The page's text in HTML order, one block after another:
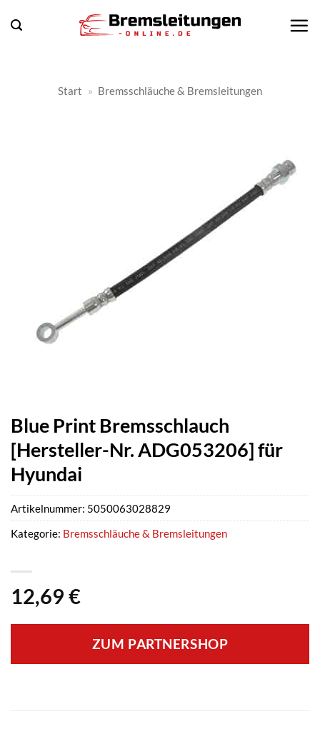
Inhalt
Start » Bremsschläuche & Bremsleitungen
Blue Print Bremsschlauch
[Hersteller-Nr. ADG053206] für
Hyundai
12,69 €
ZUM PARTNERSHOP
Artikelnummer: 5050063028829
Kategorie: Bremsschläuche & Bremsleitungen